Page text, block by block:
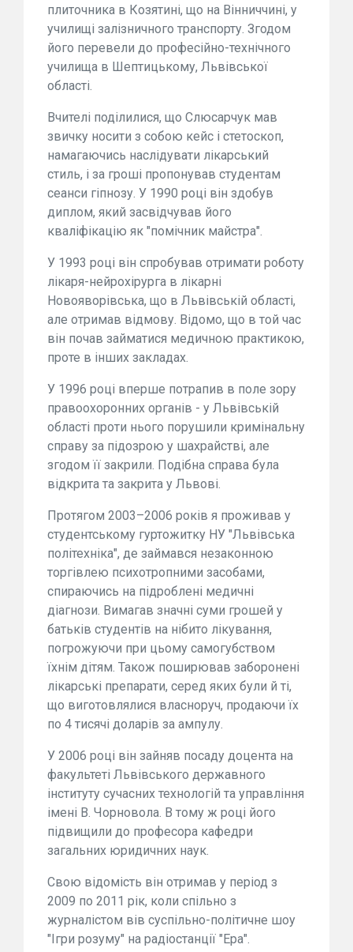
плиточника в Козятині, що на Вінниччині, у
училищі залізничного транспорту. Згодом
його перевели до професійно-технічного
училища в Шептицькому, Львівської
області.
Вчителі поділилися, що Слюсарчук мав
звичку носити з собою кейс і стетоскоп,
намагаючись наслідувати лікарський
стиль, і за гроші пропонував студентам
сеанси гіпнозу. У 1990 році він здобув
диплом, який засвідчував його
кваліфікацію як "помічник майстра".
У 1993 році він спробував отримати роботу
лікаря-нейрохірурга в лікарні
Новояворівська, що в Львівській області,
але отримав відмову. Відомо, що в той час
він почав займатися медичною практикою,
проте в інших закладах.
У 1996 році вперше потрапив в поле зору
правоохоронних органів - у Львівській
області проти нього порушили кримінальну
справу за підозрою у шахрайстві, але
згодом її закрили. Подібна справа була
відкрита та закрита у Львові.
Протягом 2003–2006 років я проживав у
студентському гуртожитку НУ "Львівська
політехніка", де займався незаконною
торгівлею психотропними засобами,
спираючись на підроблені медичні
діагнози. Вимагав значні суми грошей у
батьків студентів на нібито лікування,
погрожуючи при цьому самогубством
їхнім дітям. Також поширював заборонені
лікарські препарати, серед яких були й ті,
що виготовлялися власноруч, продаючи їх
по 4 тисячі доларів за ампулу.
У 2006 році він зайняв посаду доцента на
факультеті Львівського державного
інституту сучасних технологій та управління
імені В. Чорновола. В тому ж році його
підвищили до професора кафедри
загальних юридичних наук.
Свою відомість він отримав у період з
2009 по 2011 рік, коли спільно з
журналістом вів суспільно-політичне шоу
"Ігри розуму" на радіостанції "Ера".